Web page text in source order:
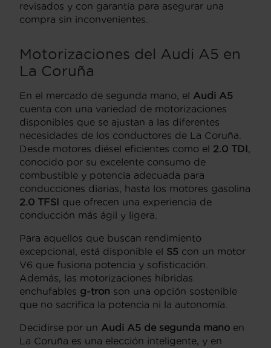
revisados y con garantía para asegurar una
compra sin inconvenientes.
Motorizaciones del Audi A5 en
La Coruña
En el mercado de segunda mano, el Audi A5
cuenta con una variedad de motorizaciones
disponibles que se ajustan a las diferentes
necesidades de los conductores de La Coruña.
Desde motores diésel eficientes como el 2.0 TDI,
conocido por su excelente consumo de
combustible y potencia adecuada para
conducciones diarias, hasta los motores gasolina
2.0 TFSI que ofrecen una experiencia de
conducción más ágil y ligera.
Para aquellos que buscan rendimiento
excepcional, está disponible el S5 con un motor
V6 que fusiona potencia y sofisticación.
Además, las motorizaciones híbridas
enchufables g-tron son una opción sostenible
que no sacrifica la potencia ni la autonomía.
Decidirse por un Audi A5 de segunda mano en
La Coruña es una elección inteligente, y en